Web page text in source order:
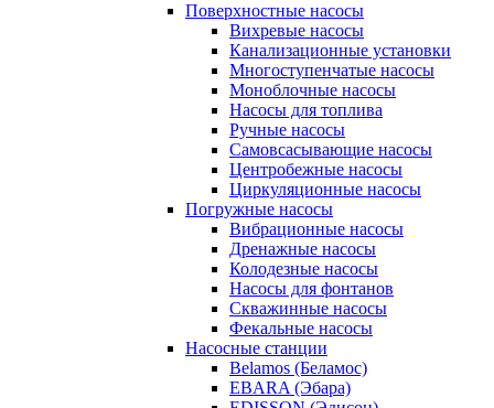
Поверхностные насосы
Вихревые насосы
Канализационные установки
Многоступенчатые насосы
Моноблочные насосы
Насосы для топлива
Ручные насосы
Самовсасывающие насосы
Центробежные насосы
Циркуляционные насосы
Погружные насосы
Вибрационные насосы
Дренажные насосы
Колодезные насосы
Насосы для фонтанов
Скважинные насосы
Фекальные насосы
Насосные станции
Belamos (Беламос)
EBARA (Эбара)